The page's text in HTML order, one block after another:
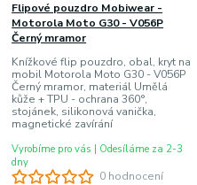
0 hodnocení
Flipové pouzdro Mobiwear -
Motorola Moto G30 - V056P
Černý mramor
Knížkové flip pouzdro, obal, kryt na
mobil Motorola Moto G30 - V056P
Černý mramor, materiál Umělá
kůže + TPU - ochrana 360°,
stojánek, silikonová vanička,
magnetické zavírání
Vyrobíme pro vás | Odesíláme za 2-3
dny